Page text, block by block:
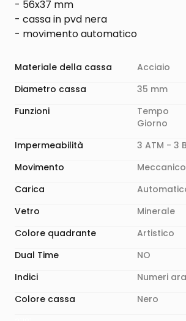
- 56x37 mm
- cassa in pvd nera
- movimento automatico
Materiale della cassa
Acciaio
Diametro cassa
35 mm
Funzioni
Tempo
Giorno
Impermeabilità
3 ATM - 3
Movimento
Meccanico
Carica
Vetro
Minerale
Colore quadrante
Artistico
Dual Time
NO
Indici
Numeri
Colore cassa
Nero